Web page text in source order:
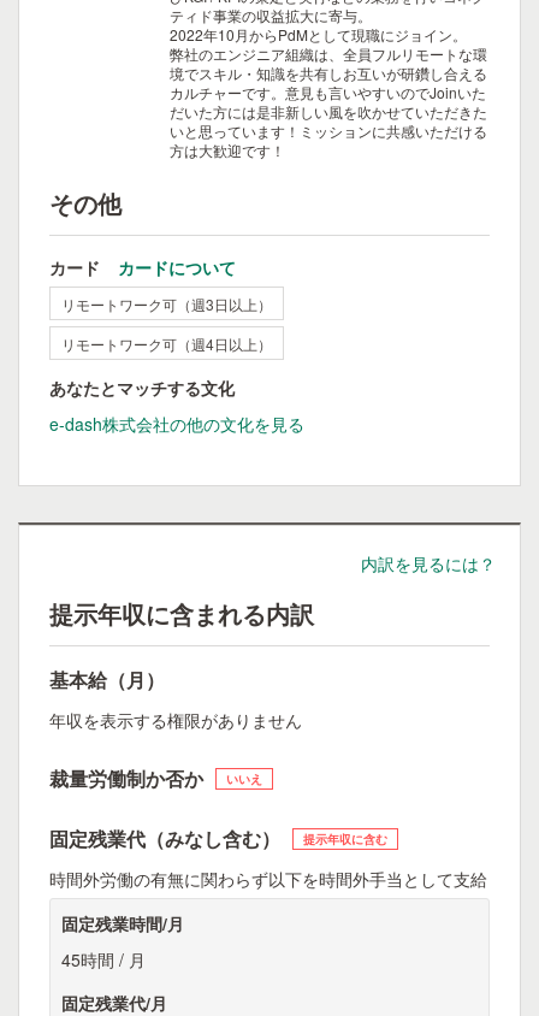
ティド事業の収益拡大に寄与。
2022年10月からPdMとして現職にジョイン。
弊社のエンジニア組織は、全員フルリモートな環
境でスキル・知識を共有しお互いが研鑽し合える
カルチャーです。意見も言いやすいのでJoinいた
だいた方には是非新しい風を吹かせていただきた
いと思っています！ミッションに共感いただける
方は大歓迎です！
その他
カード カードについて
リモートワーク可（週3日以上）
リモートワーク可（週4日以上）
あなたとマッチする文化
e-dash株式会社の他の文化を見る
内訳を見るには？
提示年収に含まれる内訳
基本給（月）
年収を表示する権限がありません
裁量労働制か否か いいえ
固定残業代（みなし含む） 提示年収に含む
時間外労働の有無に関わらず以下を時間外手当として支給
固定残業時間/月
45時間 / 月
固定残業代/月